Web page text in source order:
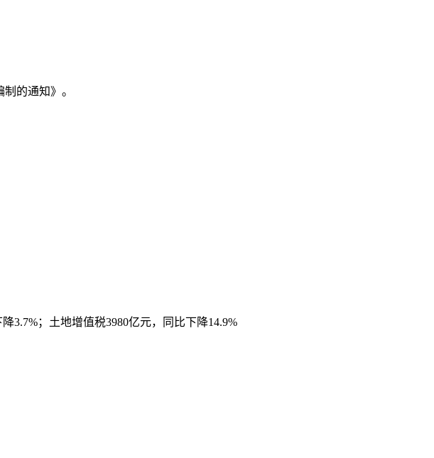
的通知》。
3.7%；土地增值税3980亿元，同比下降14.9%